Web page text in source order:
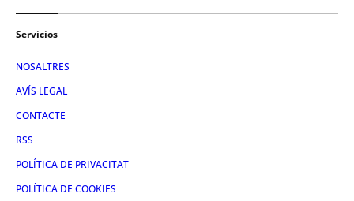
Servicios
NOSALTRES
AVÍS LEGAL
CONTACTE
RSS
POLÍTICA DE PRIVACITAT
POLÍTICA DE COOKIES